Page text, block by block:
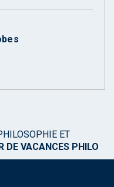
ET
DE VACANCES PHILO